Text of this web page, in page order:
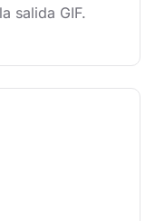
salida GIF.